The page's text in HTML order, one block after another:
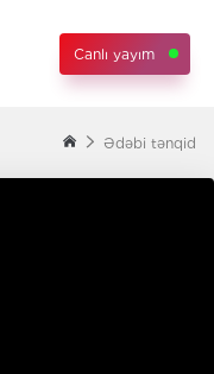
Canlı yayım
Ədəbi tənqid